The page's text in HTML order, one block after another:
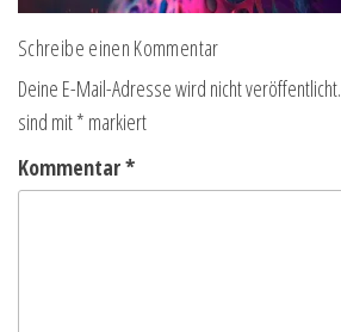
Schreibe einen Kommentar
Deine E-Mail-Adresse wird nicht veröffentlicht.
sind mit* markiert
Kommentar*